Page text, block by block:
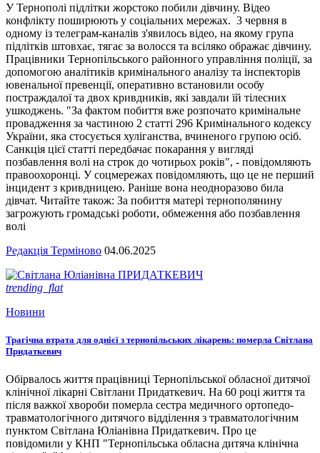
У Тернополі підлітки жорстоко побили дівчину. Відео
конфлікту поширюють у соціальних мережах. 3 червня в
одному із телеграм-каналів з'явилось відео, на якому група
підлітків штовхає, тягає за волосся та всіляко ображає дівчину.
Працівники Тернопільського районного управління поліції, за
допомогою аналітиків кримінального аналізу та інспекторів
ювенальної превенції, оперативно встановили особу
постраждалої та двох кривдників, які завдали їй тілесних
ушкоджень. "За фактом побиття вже розпочато кримінальне
провадження за частиною 2 статті 296 Кримінального кодексу
України, яка стосується хуліганства, вчиненого групою осіб.
Санкція цієї статті передбачає покарання у вигляді
позбавлення волі на строк до чотирьох років", - повідомляють
правоохоронці. У соцмережах повідомляють, що це не перший
інцидент з кривдницею. Раніше вона неодноразово била
дівчат. Читайте також: За побиття матері тернополянину
загрожують громадські роботи, обмеження або позбавлення
волі
Редакція Терміново 04.06.2025
trending_flat
Новини
Трагічна втрата для однієї з тернопільських лікарень: померла Світлана
Придаткевич
Обірвалось життя працівниці Тернопільської обласної дитячої
клінічної лікарні Світлани Придаткевич. На 60 році життя та
після важкої хвороби померла сестра медичного ортопедо-
травматологічного дитячого відділення з травматологічним
пунктом Світлана Юліанівна Придаткевич. Про це
повідомили у КНП "Тернопільська обласна дитяча клінічна